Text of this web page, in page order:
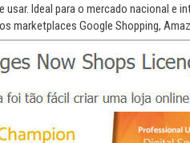
usar. Ideal para o mercado nacional e
marketplaces Google Shopping,